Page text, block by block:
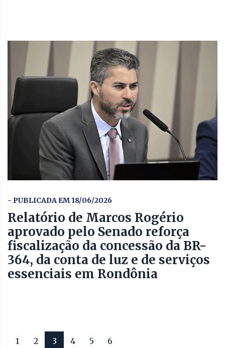
- PUBLICADA EM 18/06/2026
Relatório de Marcos Rogério
aprovado pelo Senado reforça
fiscalização da concessão da BR-
364, da conta de luz e de serviços
essenciais em Rondônia
1 2 3 4 5 6